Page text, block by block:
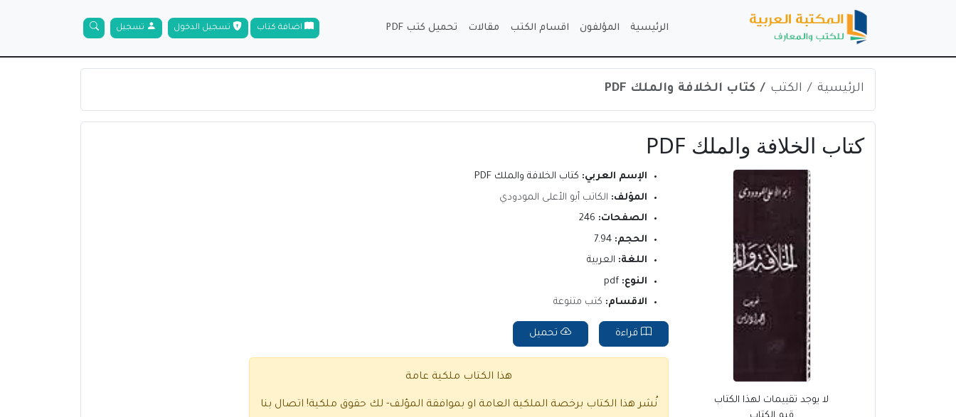
الرئيسية المؤلفون اقسام الكتب مقالات تحميل كتب PDF
الرئيسية الكتب كتاب الخلافة والملك PDF
كتاب الخلافة والملك PDF
لا يوجد تقييمات لهذا الكتاب
الإسم العربي: كتاب الخلافة والملك PDF
المؤلف: الكاتب أبو الأعلى المودودي
الصفحات:
الحجم: 7.94
اللغة: العربية
النوع: pdf
الاقسام: كتب متنوعة
قراءة تحميل
هذا الكتاب ملكية عامة
نُشر هذا الكتاب برخصة الملكية العامة او بموافقة المؤلف- لك حقوق ملكية! اتصال بنا